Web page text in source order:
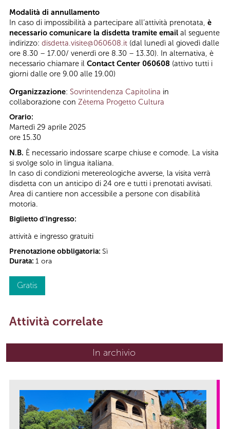
Modalità di annullamento
In caso di impossibilità a partecipare all’attività prenotata, è
necessario comunicare la disdetta tramite email al seguente
indirizzo: disdetta.visite@060608.it (dal lunedì al giovedì dalle
ore 8.30 – 17.00/ venerdì ore 8.30 – 13.30). In alternativa, è
necessario chiamare il Contact Center 060608 (attivo tutti i
giorni dalle ore 9.00 alle 19.00)
Organizzazione: Sovrintendenza Capitolina in
collaborazione con Zètema Progetto Cultura
Orario:
Martedì 29 aprile 2025
ore 15.30
N.B. È necessario indossare scarpe chiuse e comode. La visita
si svolge solo in lingua italiana.
In caso di condizioni metereologiche avverse, la visita verrà
disdetta con un anticipo di 24 ore e tutti i prenotati avvisati.
Area di cantiere non accessibile a persone con disabilità
motoria.
Biglietto d'ingresso:
attività e ingresso gratuiti
Prenotazione obbligatoria: Sì
Durata: 1 ora
Gratis
Attività correlate
In archivio